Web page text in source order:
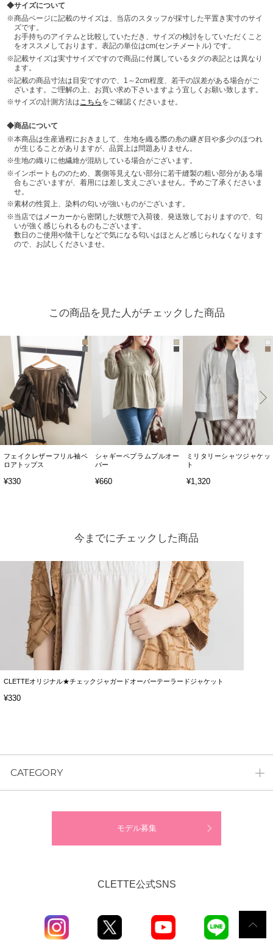
サイズについて
商品ページに記載のサイズは、当店のスタッフが採寸した平置き実寸のサイ
ズです。
お手持ちのアイテムと比較していただき、サイズの検討をしていただくこと
をオススメしております。表記の単位はcm(センチメートル) です。
記載サイズは実寸サイズですので商品に付属しているタグの表記とは異なり
ます。
記載の商品寸法は目安ですので、1～2cm程度、若干の誤差がある場合がご
ざいます。ご理解の上、お買い求め下さいますよう宜しくお願い致します。
サイズの計測方法はこちら をご確認くださいませ。
商品について
本商品は生産過程におきまして、生地を織る際の糸の継ぎ目や多少のほつれ
が生じることがありますが、品質上は問題ありません。
生地の織りに他繊維が混紡している場合がございます。
インポートもののため、裏側等見えない部分に若干縫製の粗い部分がある場
合もございますが、着用には差し支えございません。予めご了承くださいま
せ。
素材の性質上、染料の匂いが強いものがございます。
当店ではメーカーから密閉した状態で入荷後、発送致しておりますので、匂
いが強く感じられるものもございます。
数日のご使用や陰干しなどで気になる匂いはほとんど感じられなくなります
ので、お試しくださいませ。
この商品を見た人がチェックした商品
フェイクレザーフリル袖ベ
ロアトップス
¥330
シャギーペプラムプルオー
バー
¥660
ミリタリーシャツジャケッ
ト
¥1,320
今までにチェックした商品
CLETTEオリジナル★チェックジャガードオーバーテーラードジャケット
¥330
CATEGORY
モデル募集
CLETTE公式SNS